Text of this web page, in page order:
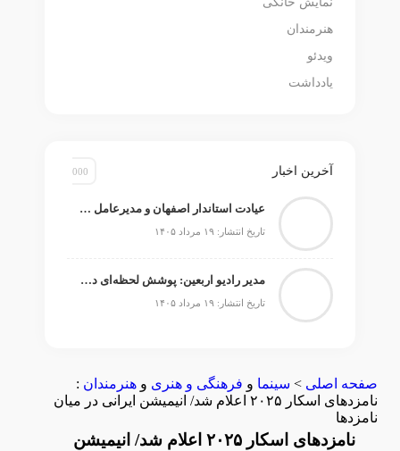
هنرمندان
ویدئو
یادداشت
آخرین اخبار
عیادت استاندار اصفهان و مدیرعامل صندوق اعتباری هنر از استاد ایرج خواجه‌امیری
تاریخ انتشار: ۱۹ مرداد ۱۴۰۵
مدیر رادیو اربعین: پوشش لحظه‌ای دهه آخر صفر از صحن آزادی تا مسیر پیاده‌روی زائران
تاریخ انتشار: ۱۹ مرداد ۱۴۰۵
صفحه اصلی > سینما و فرهنگی و هنری و هنرمندان :
نامزدهای اسکار ۲۰۲۵ اعلام شد/ انیمیشن ایرانی در میان
نامزدها
نامزدهای اسکار ۲۰۲۵ اعلام شد/ انیمیشن